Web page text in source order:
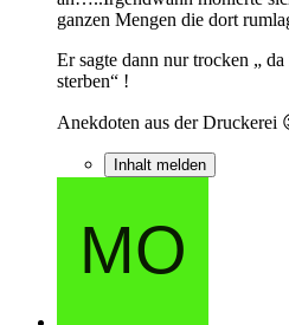
ganzen Mengen die dort
Er sagte dann nur trocken „
sterben“ !
Anekdoten aus der Druckerei
Inhalt melden